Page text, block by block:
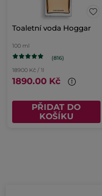
Toaletní voda Hoggar
100 ml
(816)
18900 Kč / 1l
1890.00 Kč
PŘIDAT DO
KOŠÍKU